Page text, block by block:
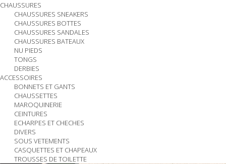
CHAUSSURES
CHAUSSURES SNEAKERS
CHAUSSURES BOTTES
CHAUSSURES SANDALES
CHAUSSURES BATEAUX
NU PIEDS
TONGS
DERBIES
ACCESSOIRES
BONNETS ET GANTS
CHAUSSETTES
MAROQUINERIE
CEINTURES
ECHARPES ET CHECHES
DIVERS
SOUS VETEMENTS
CASQUETTES ET CHAPEAUX
TROUSSES DE TOILETTE